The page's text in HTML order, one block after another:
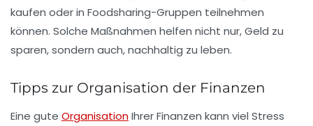
kaufen oder in Foodsharing-Gruppen teilnehmen
können. Solche Maßnahmen helfen nicht nur, Geld zu
sparen, sondern auch, nachhaltig zu leben.
Tipps zur Organisation der Finanzen
Eine gute OrganisationIhrer Finanzen kann viel Stress